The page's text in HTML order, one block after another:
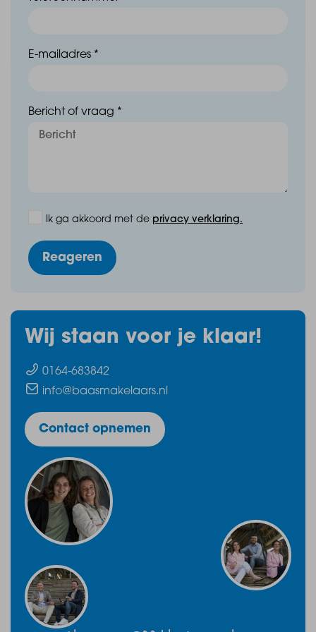
E-mailadres *
Bericht of vraag *
Ik ga akkoord met de privacy verklaring.
Reageren
Wij staan voor je klaar!
0164-683842
info@baasmakelaars.nl
Contact opnemen